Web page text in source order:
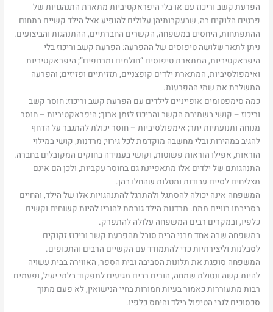
הפרעת קשב וריכוז עם או בלי היפראקטיביות מתארת התנהגויות של
פרטים הלוקים בה, שבעקבותיהן עלולים להופיע אצל הילד קשיים בתחום
ההתפתחות, היחסים במשפחה, הקשרים החברתיים, ההתנהגות והביצועים.
ניתן לתאר שלושה טיפוסים של ההפרעה: הפרעת קשב וריכוז בלי
היפראקטיביות, המתארת טיפוסים “חולמים ומרחפים”; היפראקטיביות
ואימפולסיביות, המתארת ילדים קופצניים, תזזיתיים ופזיזים; והפרעה
המשלבת את שתי ההפרעות.
כמה סימפטומים אופייניים לילדים עם הפרעת קשב וריכוז: חוסר קשב
וריכוז – קושי בשמירת הקשב והריכוז לזמן ארוך; היפראקטיביות – חוסר
מנוחה ותנועתיות יתר; אימפולסיביות – חוסר יכולת להתגבר על הדחף
להגיב במהירות ובלי מחשבה מוקדמת לכל גירוי; מרדנות; קושי במילוי
הוראות, אפילו הוראות פשוטות, וקושי בעמידה בחוקים המקובלים בחברה.
התנהגותם של ילדים אלו מתאפיינת גם בחוסר עקביות, ולכן הם אינם
מצליחים לסיים עבודות ומטלות שהחלו בהן.
המשפחה אינה יכולה להסתגל ולהתרגל להתנהגויות אלו של הילד, והחיים
בסביבתו רוויים מתח. מרדנות הילד גורמת להוריו להיות קשוחים וקשים
כלפיו, ובמקרים רבים המשפחה עלולה להתפרק.
במשפחה שבה אחד מבני הבית סובל מהפרעת קשב וריכוז זקוקים
לסבלנות וליצירתיות כדי להתמודד עם הקשיים הרבים והתכופים.
המשפחה סופגת את תלונות הסביבה ובית הספר, האווירה בבית עשויה
להיות קשה ונטולת שמחה, הורים רבים מגיעים לתפקוד בלתי יעיל, ופעמים
רבות מתעוררות כאמור בעיות חמורות בחיי הנישואין, לא פעם מתוך
סכסוכים לגבי הטיפול בילד והיחס כלפיו.